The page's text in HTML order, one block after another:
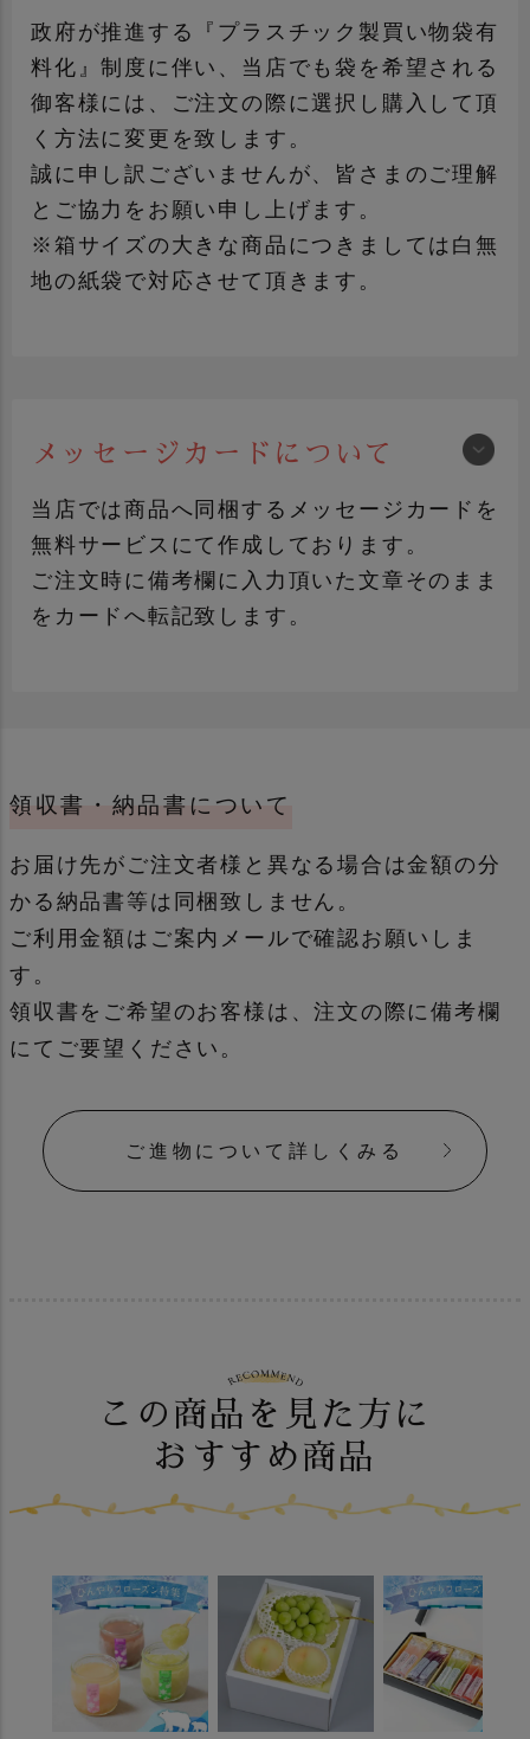
加工品ギフト 青果ギフト
のしについて詳しく見る
政府が推進する『プラスチック製買い物袋有
料化』制度に伴い、当店でも袋を希望される
御客様には、ご注文の際に選択し購入して頂
く方法に変更を致します。
誠に申し訳ございませんが、皆さまのご理解
とご協力をお願い申し上げます。
※箱サイズの大きな商品につきましては白無
地の紙袋で対応させて頂きます。
メッセージカードについて
当店では商品へ同梱するメッセージカードを
無料サービスにて作成しております。
ご注文時に備考欄に入力頂いた文章そのまま
をカードへ転記致します。
通常
母の日・父の日カード 季節もの
領収書・納品書について
お届け先がご注文者様と異なる場合は金額の分
かる納品書等は同梱致しません。
ご利用金額はご案内メールで確認お願いしま
す。
領収書をご希望のお客様は、注文の際に備考欄
にてご要望ください。
ご進物について詳しくみる
この商品を見た方に
おすすめ商品